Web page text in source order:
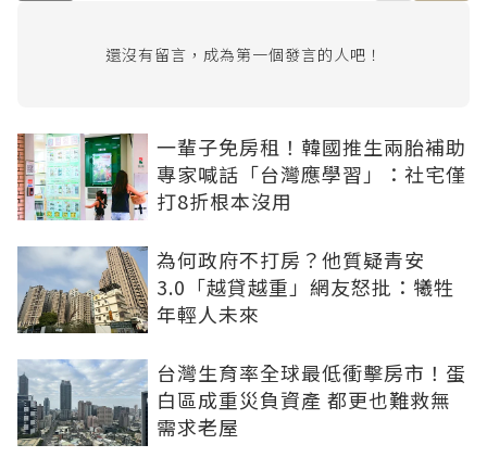
還沒有留言，成為第一個發言的人吧！
一輩子免房租！韓國推生兩胎補助
專家喊話「台灣應學習」：社宅僅
打8折根本沒用
為何政府不打房？他質疑青安
3.0「越貸越重」網友怒批：犧牲
年輕人未來
台灣生育率全球最低衝擊房市！蛋
白區成重災負資產 都更也難救無
需求老屋